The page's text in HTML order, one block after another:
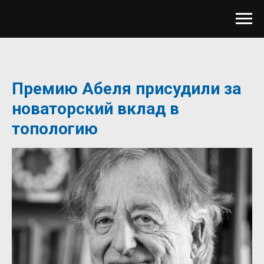
Премию Абеля присудили за
новаторский вклад в
топологию